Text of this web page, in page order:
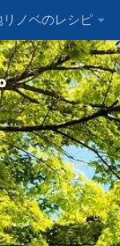
リノベのレシピ
団地生活デザ